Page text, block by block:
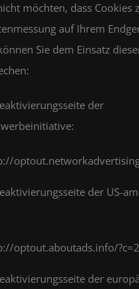
möchten, dass Cookies
auf Ihrem
Sie dem Einsatz
der
der US-
optout.aboutads.info/
der